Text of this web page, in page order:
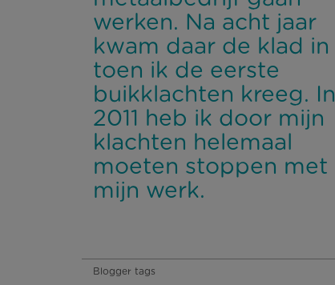
werken. Na acht jaar
kwam daar de klad in
toen ik de eerste
buikklachten kreeg. In
2011 heb ik door mijn
klachten helemaal
moeten stoppen met
mijn werk.
Blogger tags